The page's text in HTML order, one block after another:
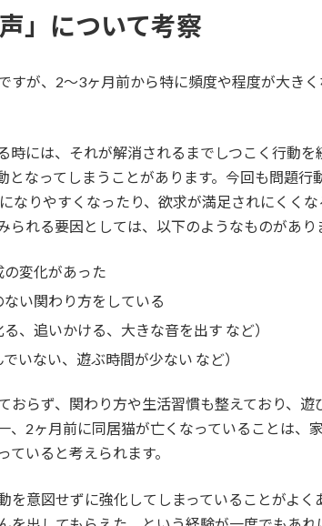
」について考察
すが、2～3ヶ月前から特に頻度や程度が大き
時には、それが解消されるまでしつこく行動を
なってしまうことがあります。今回も問題行
なりやすくなったり、欲求が満足されにくく
れる要因としては、以下のようなものがあり
変化があった
い関わり方をしている
、追いかける、大きな音を出す など）
いない、遊ぶ時間が少ない など）
おらず、関わり方や生活習慣も整えており、遊
、2ヶ月前に同居猫が亡くなっていることは、
いると考えられます。
意図せずに強化してしまっていることがよく